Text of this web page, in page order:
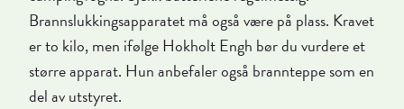
Brannslukkingsapparatet må også være på plass. Kravet
er to kilo, men ifølge Hokholt Engh bør du vurdere et
større apparat. Hun anbefaler også brannteppe som en
del av utstyret.